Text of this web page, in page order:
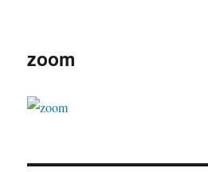
zoom